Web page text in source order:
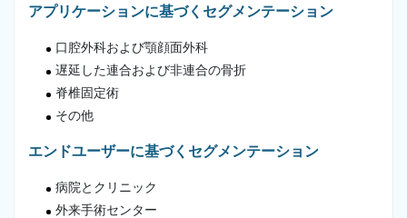
アプリケーションに基づくセグメンテーション
口腔外科および顎顔面外科
遅延した連合および非連合の骨折
脊椎固定術
その他
エンドユーザーに基づくセグメンテーション
病院とクリニック
外来手術センター